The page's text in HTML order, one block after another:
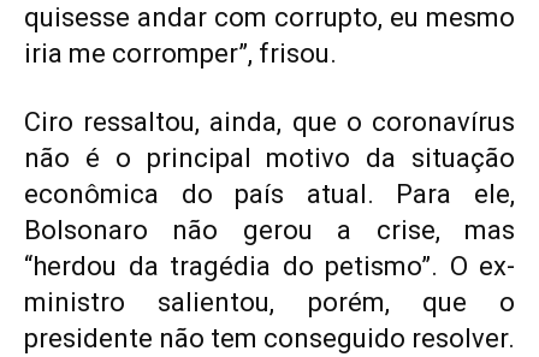
quisesse andar com corrupto, eu mesmo
iria me corromper”, frisou.
Ciro ressaltou, ainda, que o coronavírus
não é o principal motivo da situação
econômica do país atual. Para ele,
Bolsonaro não gerou a crise, mas
“herdou da tragédia do petismo”. O ex-
ministro salientou, porém, que o
presidente não tem conseguido resolver.